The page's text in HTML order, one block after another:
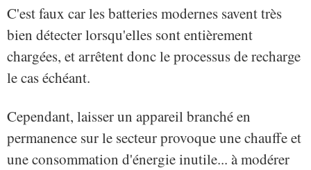
C'est faux car les batteries modernes savent très
bien détecter lorsqu'elles sont entièrement
chargées, et arrêtent donc le processus de recharge
le cas échéant.
Cependant, laisser un appareil branché en
permanence sur le secteur provoque une chauffe et
une consommation d'énergie inutile... à modérer